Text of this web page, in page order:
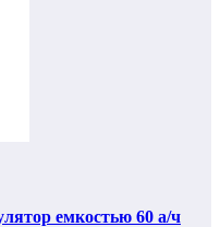
емкостью 60 а/ч